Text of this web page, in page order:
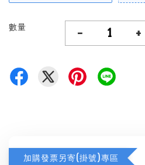
數量 - +
加購發票另寄(掛號)專區